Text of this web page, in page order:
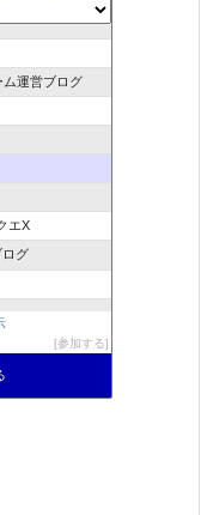
ム運営ブログ
エX
ログ
攻略ブログ〜
・ω・´)
参加する